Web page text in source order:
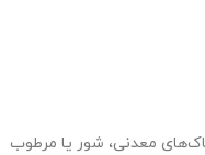
معدنی، شور یا مرطوب